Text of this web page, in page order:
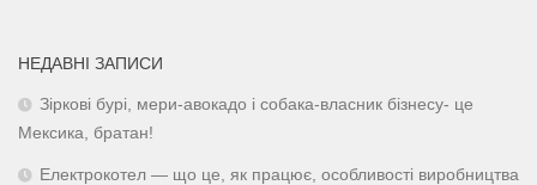
НЕДАВНІ ЗАПИСИ
Зіркові бурі, мери-авокадо і собака-власник бізнесу- це
Мексика, братан!
Електрокотел — що це, як працює, особливості виробництва